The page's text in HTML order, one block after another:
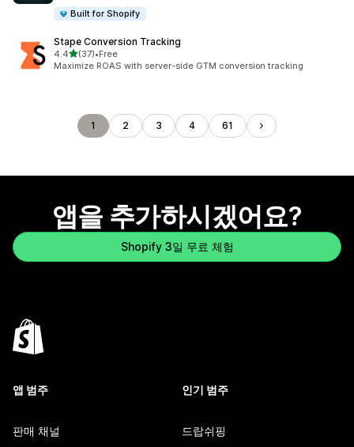
Built for Shopify
Stape Conversion Tracking
4.4별 5개 중
(37)
총 리뷰 37개
•Free
Maximize ROAS with server-side GTM conversion tracking
1 2 3 4 61
앱을 추가하시겠어요?
Shopify 3일 무료 체험
앱 범주
판매 채널
인기 범주
드랍쉬핑